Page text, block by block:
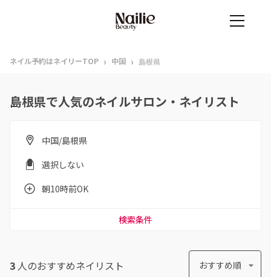
ネイル予約はネイリーTOP › 中国 › 島根県
島根県で人気のネイルサロン・ネイリスト
中国/島根県
選択しない
朝10時前OK
検索条件
3 人のおすすめネイリスト おすすめ順